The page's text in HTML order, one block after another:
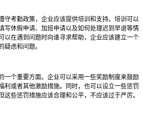
守考勤政策，企业应该提供培训和支持。培训可以
写休假申请、加班申请以及如何处理迟到早退等情
以在遇到问题时向谁寻求帮助，企业应该建立一个
疑虑和问题。
一个重要方面。企业可以采用一些奖励制度来鼓励
利或者其他激励措施。同时，也可以设立一些惩罚
这些惩罚措施应该合理和公平，不应该过于严厉。